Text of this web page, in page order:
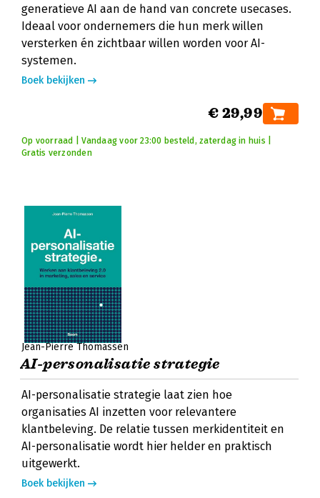
generatieve AI aan de hand van concrete usecases.
Ideaal voor ondernemers die hun merk willen
versterken én zichtbaar willen worden voor AI-
systemen.
Boek bekijken
€ 29,99
Op voorraad | Vandaag voor 23:00 besteld, zaterdag in huis |
Gratis verzonden
Jean-Pierre Thomassen
AI-personalisatie strategie
AI-personalisatie strategie laat zien hoe
organisaties AI inzetten voor relevantere
klantbeleving. De relatie tussen merkidentiteit en
AI-personalisatie wordt hier helder en praktisch
uitgewerkt.
Boek bekijken